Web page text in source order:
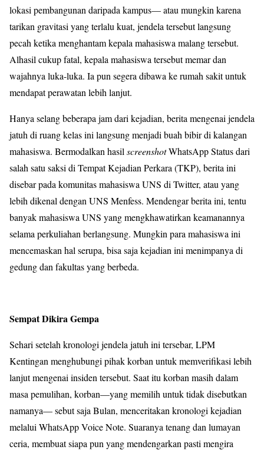
lokasi pembangunan daripada kampus— atau mungkin karena
tarikan gravitasi yang terlalu kuat, jendela tersebut langsung
pecah ketika menghantam kepala mahasiswa malang tersebut.
Alhasil cukup fatal, kepala mahasiswa tersebut memar dan
wajahnya luka-luka. Ia pun segera dibawa ke rumah sakit untuk
mendapat perawatan lebih lanjut.
Hanya selang beberapa jam dari kejadian, berita mengenai jendela
jatuh di ruang kelas ini langsung menjadi buah bibir di kalangan
mahasiswa. Bermodalkan hasil screenshotWhatsApp Status dari
salah satu saksi di Tempat Kejadian Perkara (TKP), berita ini
disebar pada komunitas mahasiswa UNS di Twitter, atau yang
lebih dikenal dengan UNS Menfess. Mendengar berita ini, tentu
banyak mahasiswa UNS yang mengkhawatirkan keamanannya
selama perkuliahan berlangsung. Mungkin para mahasiswa ini
mencemaskan hal serupa, bisa saja kejadian ini menimpanya di
gedung dan fakultas yang berbeda.
Sempat Dikira Gempa
Sehari setelah kronologi jendela jatuh ini tersebar, LPM
Kentingan menghubungi pihak korban untuk memverifikasi lebih
lanjut mengenai insiden tersebut. Saat itu korban masih dalam
masa pemulihan, korban—yang memilih untuk tidak disebutkan
namanya— sebut saja Bulan, menceritakan kronologi kejadian
melalui WhatsApp Voice Note. Suaranya tenang dan lumayan
ceria, membuat siapa pun yang mendengarkan pasti mengira